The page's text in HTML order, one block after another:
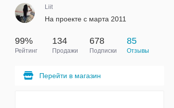
Liit
На проекте с марта 2011
99%
Рейтинг
134
Продажи
678
Подписки
85
Отзывы
Перейти в магазин